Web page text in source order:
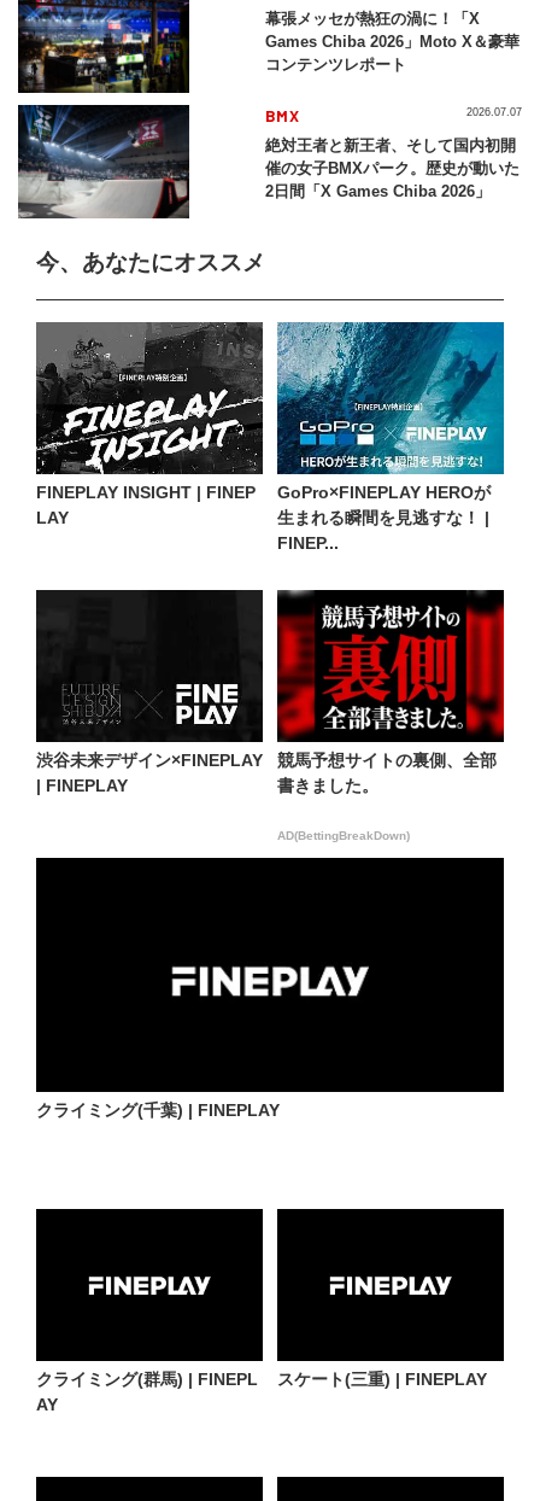
幕張メッセが熱狂の渦に！「X
Games Chiba 2026」Moto X＆豪華
コンテンツレポート
BMX
絶対王者と新王者、そして国内初開
催の女子BMXパーク。歴史が動いた
2日間「X Games Chiba 2026」
2026.07.07
今、あなたにオススメ
FINEPLAY INSIGHT | FINEP
LAY
GoPro×FINEPLAY HEROが
生まれる瞬間を見逃すな！ |
FINEP...
渋谷未来デザイン×FINEPLAY
| FINEPLAY
競馬予想サイトの裏側、全部
書きました。
AD(BettingBreakDown)
クライミング(千葉) | FINEPLAY
クライミング(群馬) | FINEPL
AY
スケート(三重) | FINEPLAY